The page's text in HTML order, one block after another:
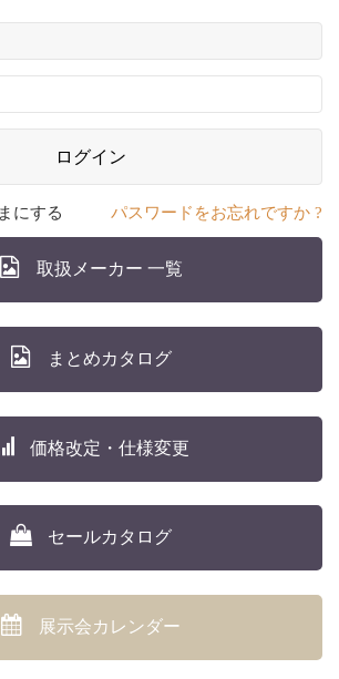
ログイン
にする パスワードをお忘れですか ?
取扱メーカー 一覧
まとめカタログ
価格改定・仕様変更
セールカタログ
展示会カレンダー